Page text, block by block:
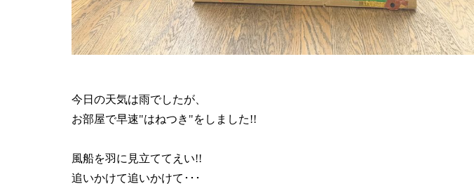
今日の天気は雨でしたが、
お部屋で早速"はねつき"をしました!!
風船を羽に見立ててえい!!
追いかけて追いかけて･･･